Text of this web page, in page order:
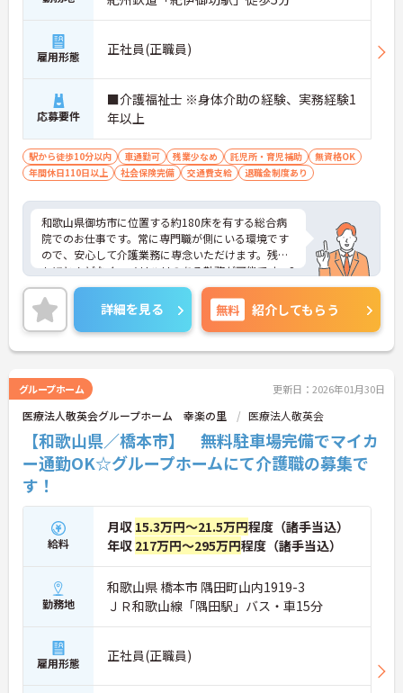
雇用形態 正社員(正職員)
応募要件
■介護福祉士 ※身体介助の経験、実務経験1
年以上
駅から徒歩10分以内 車通勤可 残業少なめ 託児所・育児補助
無資格OK
年間休日110日以上
社会保険完備 交通費支給 退職金制度あり
和歌山県御坊市に位置する約180床を有する総合病
院でのお仕事です。常に専門職が側にいる環境です
ので、安心して介護業務に専念いただけます。残業
もほとんどなく、メリハリのある勤務が可能です。2
4時間保育所も完備されており、小さなお子様がい
る方も安心です。ご興味ある方には、面接対策ポイ
ントなど、さらに詳細をお話しいたしますのでお気
軽にご相談ください！
詳細を見る 無料 紹介してもらう
グループホーム 更新日：2026年01月30日
医療法人敬英会グループホーム 幸楽の里 医療法人敬英会
【和歌山県／橋本市】 無料駐車場完備でマイカ
ー通勤OK☆グループホームにて介護職の募集で
す！
給料
月収 15.3万円～21.5万円程度（諸手当込）
年収 217万円～295万円程度（諸手当込）
勤務地
和歌山県 橋本市 隅田町山内1919-3
ＪＲ和歌山線「隅田駅」バス・車15分
雇用形態 正社員(正職員)